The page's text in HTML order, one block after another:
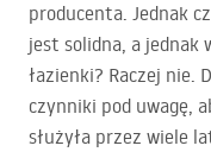
producenta. Jednak
jest solidna, a jednak
łazienki? Raczej nie.
czynniki pod uwagę,
służyła przez wiele